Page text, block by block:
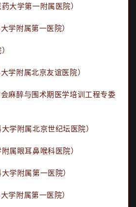
大学第一附属医院）
学附属第一医院）
学附属北京友谊医院）
麻醉与围术期医学培训工程专委
学附属北京世纪坛医院）
属眼耳鼻喉科医院）
学附属第一医院）
学附属第一医院）